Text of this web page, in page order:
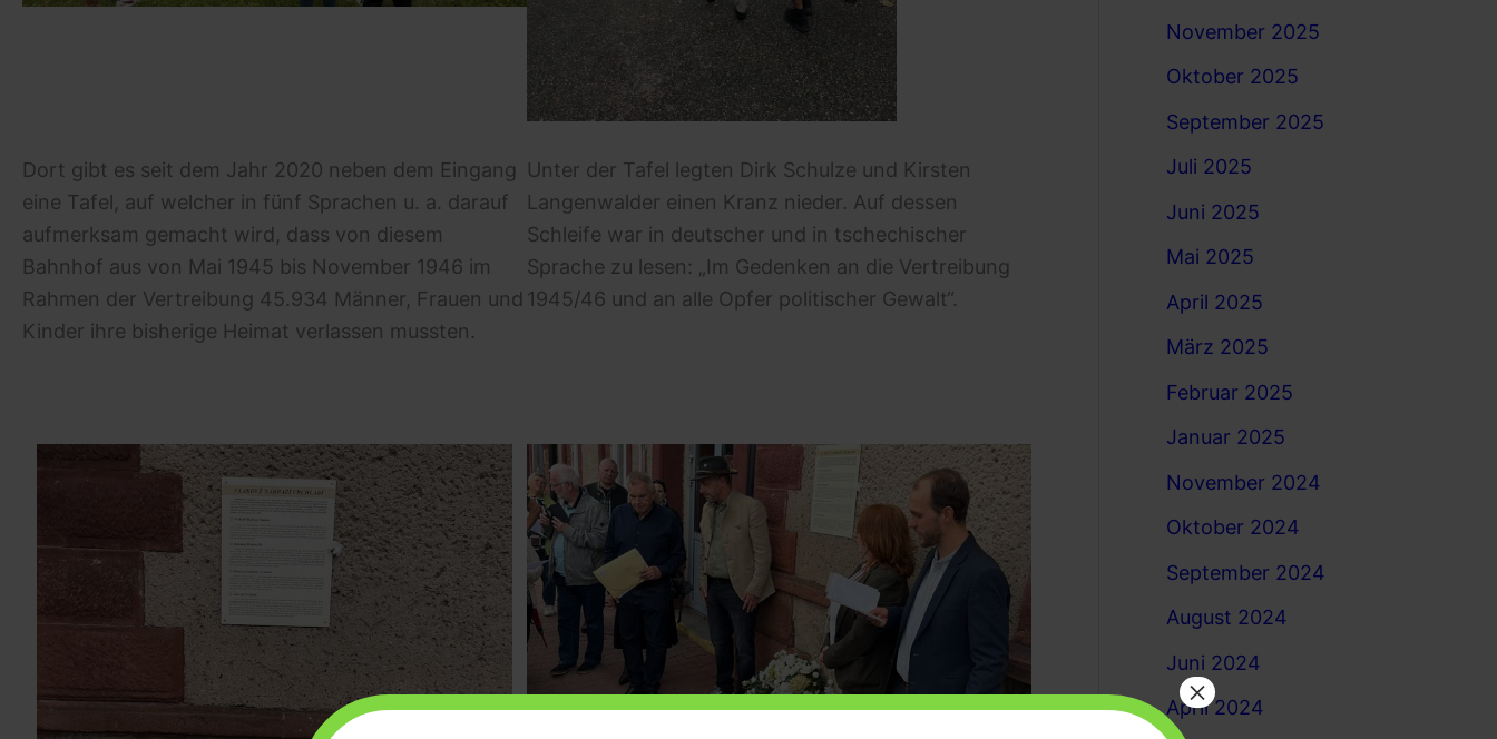
Dort gibt es seit dem Jahr 2020 neben dem Eingang
eine Tafel, auf welcher in fünf Sprachen u. a. darauf
aufmerksam gemacht wird, dass von diesem
Bahnhof aus von Mai 1945 bis November 1946 im
Rahmen der Vertreibung 45.934 Männer, Frauen und
Kinder ihre bisherige Heimat verlassen mussten.
Unter der Tafel legten Dirk Schulze und Kirsten
Langenwalder einen Kranz nieder. Auf dessen
Schleife war in deutscher und in tschechischer
Sprache zu lesen: „Im Gedenken an die Vertreibung
1945/46 und an alle Opfer politischer Gewalt“.
November 2025
Oktober 2025
September 2025
Juli 2025
Juni 2025
Mai 2025
April 2025
März 2025
Februar 2025
Januar 2025
November 2024
Oktober 2024
September 2024
August 2024
Juni 2024
April 2024
×